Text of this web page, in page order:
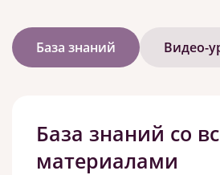
База знаний Видео-
База знаний со
материалами